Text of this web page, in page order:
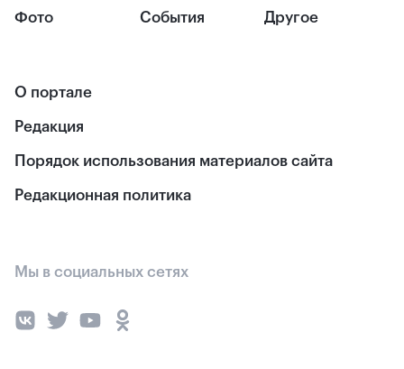
Фото События Другое
О портале
Редакция
Порядок использования материалов сайта
Редакционная политика
Мы в социальных сетях